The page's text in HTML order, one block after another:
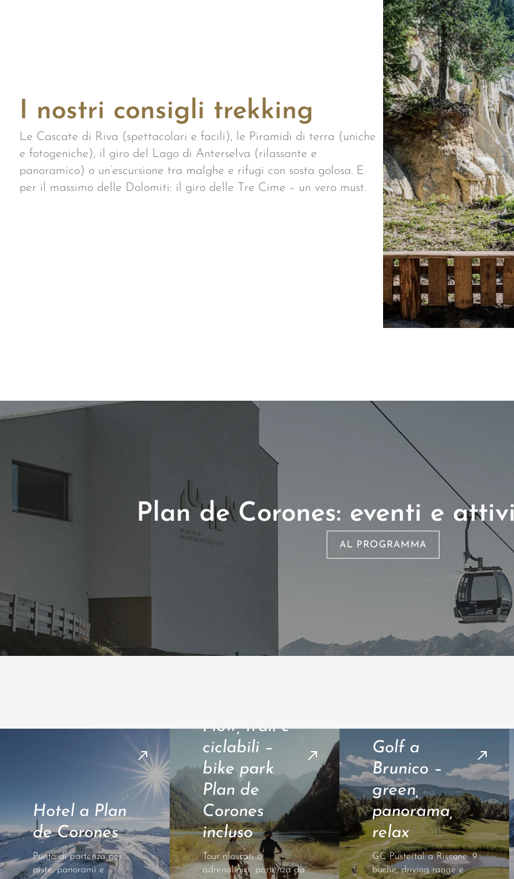
I nostri consigli trekking
Le Cascate di Riva (spettacolari e facili), le Piramidi di terra (uniche
e fotogeniche), il giro del Lago di Anterselva (rilassante e
panoramico) o un’escursione tra malghe e rifugi con sosta golosa. E
per il massimo delle Dolomiti: il giro delle Tre Cime – un vero must.
Plan de Corones: eventi e
AL PROGRAMMA
Hotel a Plan
de Corones
Punto di partenza per
piste, panorami e
Flow, trail e
ciclabili –
bike park
Plan de
Corones
incluso
Tour rilassati o
adrenalinici: partenza da
Golf a
Brunico –
green,
panorama,
relax
GC Pustertal a Riscone: 9
buche, driving range e